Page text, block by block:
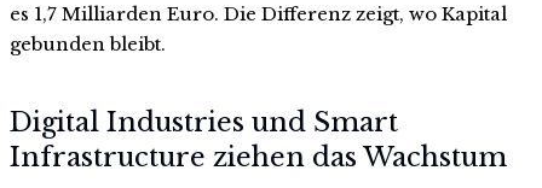
es 1,7 Milliarden Euro. Die Differenz zeigt, wo Kapital
gebunden bleibt.
Digital Industries und Smart
Infrastructure ziehen das Wachstum